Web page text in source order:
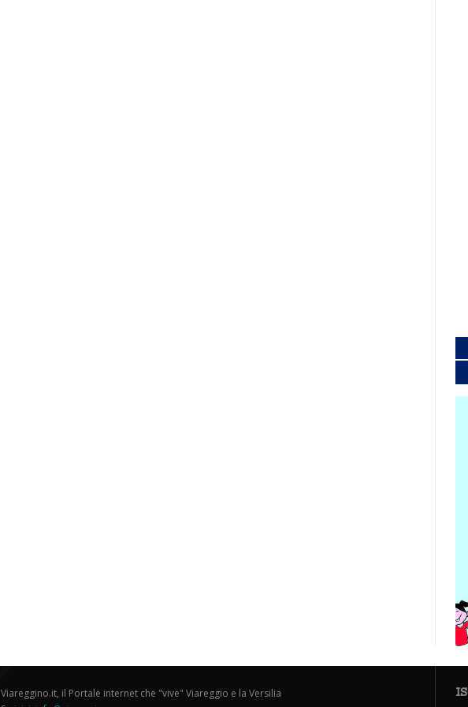
Viareggino.it, il Portale internet che "vive" Viareggio e la Versilia